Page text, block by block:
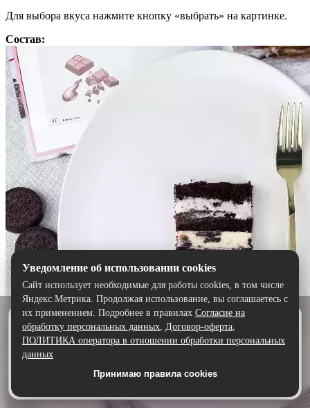
Для выбора вкуса нажмите кнопку «выбрать» на картинке.
Состав:
Удобнее в приложении
Скачайте приложение — быстрее и комфортнее,
чем через сайт.
Скачать в Google Play
Уведомление об использовании cookies
Сайт использует необходимые для работы cookies, в том числе
Яндекс.Метрика. Продолжая использование, вы соглашаетесь с
их применением. Подробнее в правилах Согласие на
обработку персональных данных, Договор-оферта,
ПОЛИТИКА оператора в отношении обработки персональных
данных
Принимаю правила cookies